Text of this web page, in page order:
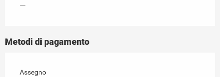
—
Metodi di pagamento
Assegno